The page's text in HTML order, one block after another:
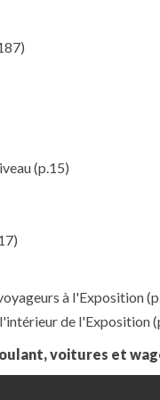
(p.15)
à l'Exposition
de l'Exposition
voitures et